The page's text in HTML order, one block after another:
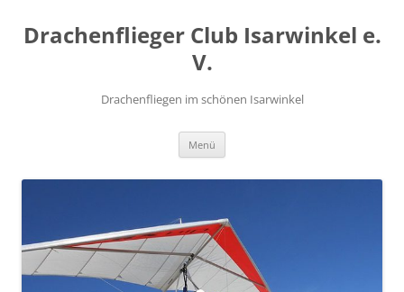
springen
Drachenflieger Club Isarwinkel e.
V.
Drachenfliegen im schönen Isarwinkel
Menü